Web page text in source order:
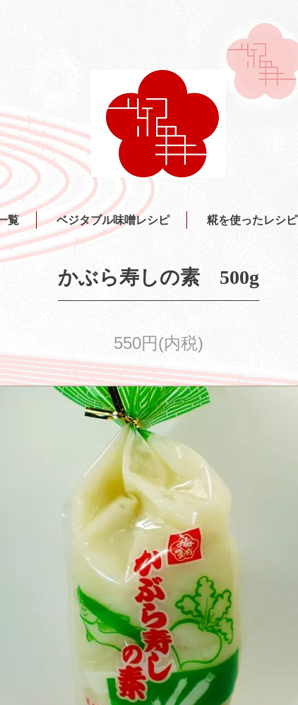
覧 ベジタブル味噌レシピ 糀を使ったレシピ
かぶら寿しの素 500g
550円(内税)